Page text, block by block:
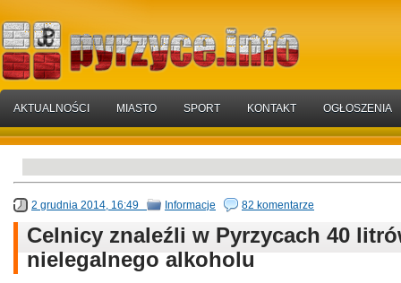
AKTUALNOŚCI MIASTO SPORT KONTAKT OGŁOSZENIA
2 grudnia 2014, 16:49 Informacje 82 komentarze
Celnicy znaleźli w Pyrzycach 40
nielegalnego alkoholu